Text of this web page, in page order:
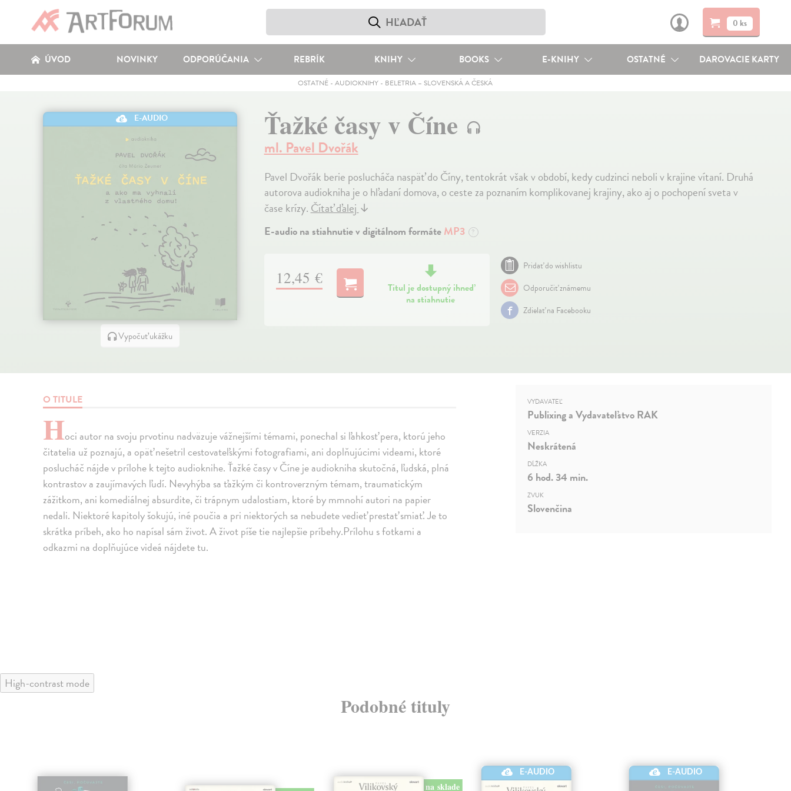
0 ks
ÚVOD NOVINKY ODPORÚČANIA REBRÍK KNIHY BOOKS E-KNIHY OSTATNÉ DAROVACIE KARTY
OSTATNÉ -AUDIOKNIHY - BELETRIA – SLOVENSKÁ A ČESKÁ
E-AUDIO
Vypočuť ukážku
Ťažké časy v Číne
ml. Pavel Dvořák
Pavel Dvořák berie poslucháča naspäť do Číny, tentokrát však v období, kedy cudzinci neboli v krajine vítaní. Druhá
autorova audiokniha je o hľadaní domova, o ceste za poznaním komplikovanej krajiny, ako aj o pochopení sveta v
čase krízy.Čítať ďalej↓
E-audio na stiahnutie v digitálnom formáteMP3 ?
12,45 €
Titul je dostupný ihneď
na stiahnutie
Pridať do wishlistu
Odporučiť známemu
Zdielať na Facebooku
O TITULE
Hoci autor na svoju prvotinu nadväzuje vážnejšími témami, ponechal si ľahkosť pera, ktorú jeho
čitatelia už poznajú, a opäť nešetril cestovateľskými fotografiami, ani doplňujúcimi videami, ktoré
poslucháč nájde v prílohe k tejto audioknihe. Ťažké časy v Číne je audiokniha skutočná, ľudská, plná
kontrastov a zaujímavých ľudí. Nevyhýba sa ťažkým či kontroverzným témam, traumatickým
zážitkom, ani komediálnej absurdite, či trápnym udalostiam, ktoré by mmnohí autori na papier
nedali. Niektoré kapitoly šokujú, iné poučia a pri niektorých sa nebudete vedieť prestať smiať. Je to
skrátka príbeh, ako ho napísal sám život. A život píše tie najlepšie príbehy.Prílohu s fotkami a
odkazmi na doplňujúce videá nájdete tu.
VYDAVATEĽ
Publixing a Vydavateľstvo RAK
VERZIA
Neskrátená
DĹŽKA
6 hod. 34 min.
ZVUK
Slovenčina
High-contrast mode
Podobné tituly
na sklade
E-AUDIO E-AUDIO